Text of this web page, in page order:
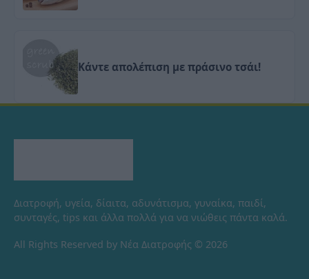
Κάντε απολέπιση με πράσινο τσάι!
Διατροφή, υγεία, δίαιτα, αδυνάτισμα, γυναίκα, παιδί,
συνταγές, tips και άλλα πολλά για να νιώθεις πάντα καλά.
All Rights Reserved by Νέα Διατροφής © 2026